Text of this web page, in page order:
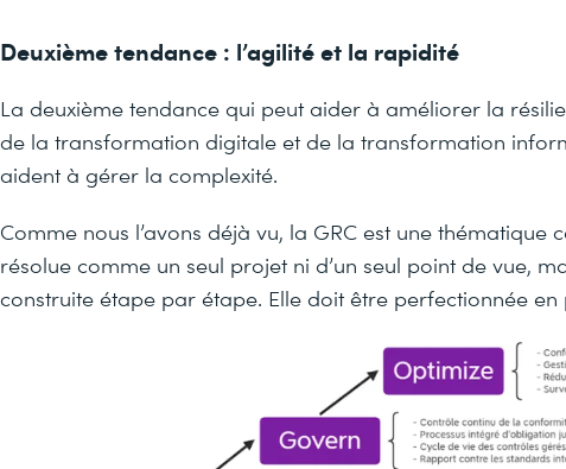
Deuxième tendance : l’agilité et la rapidité
La deuxième tendance qui peut aider à améliorer la
de la transformation digitale et de la transformation
aident à gérer la complexité.
Comme nous l’avons déjà vu, la GRC est une thématique
résolue comme un seul projet ni d’un seul point de vue,
construite étape par étape. Elle doit être perfectionnée